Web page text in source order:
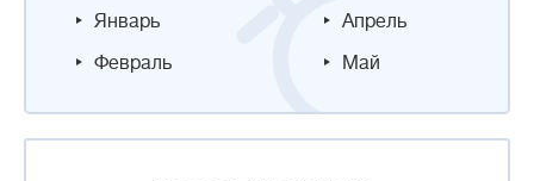
Январь
Февраль
Апрель
Май